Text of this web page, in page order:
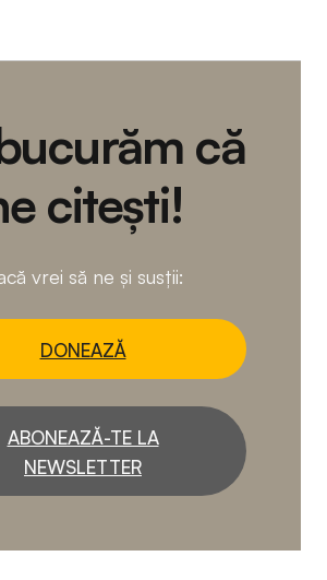
că
citești!
vrei să ne și susții:
DONEAZĂ
ABONEAZĂ-TE LA
NEWSLETTER